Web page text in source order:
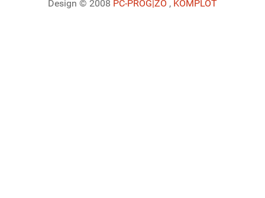
Design © 2008 PC-PROG|ZO , KOMPLOT